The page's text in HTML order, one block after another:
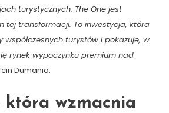
turystycznych. The One jest
tej transformacji. To inwestycja, która
turystów i pokazuje, w
rynek wypoczynku premium nad
Dumania.
która wzmacnia